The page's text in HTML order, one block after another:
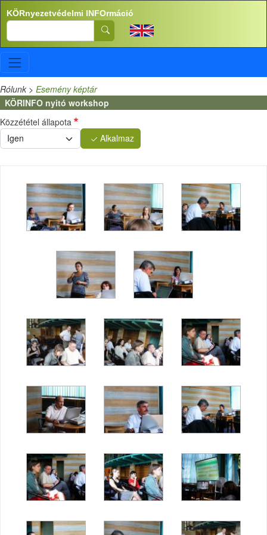
Ugrás a tartalomra
KÖRnyezetvédelmi INFOrmáció
Search
Rólunk > Esemény képtár
KÖRINFO nyitó workshop
Közzététel állapota
Alkalmaz